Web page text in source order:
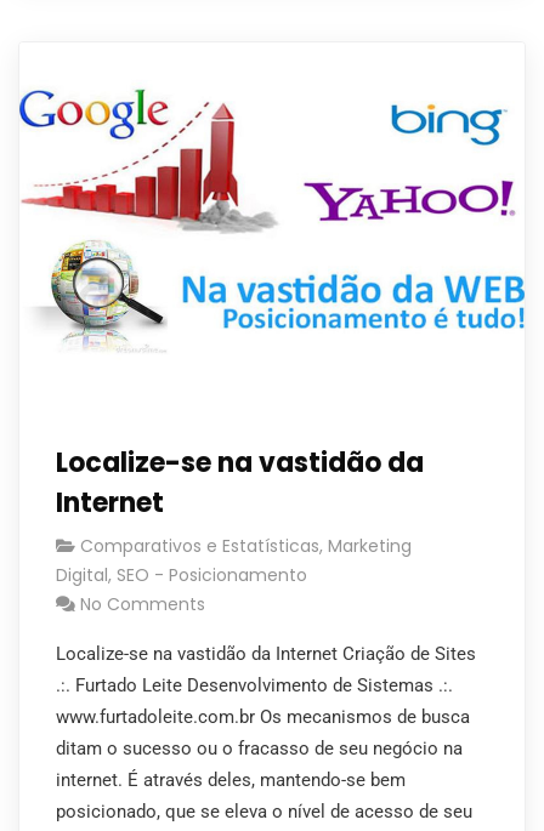
Localize-se na vastidão da
Internet
Comparativos e Estatísticas, Marketing
Digital, SEO - Posicionamento
No Comments
Localize-se na vastidão da Internet Criação de Sites
.:. Furtado Leite Desenvolvimento de Sistemas .:.
www.furtadoleite.com.br Os mecanismos de busca
ditam o sucesso ou o fracasso de seu negócio na
internet. É através deles, mantendo-se bem
posicionado, que se eleva o nível de acesso de seu